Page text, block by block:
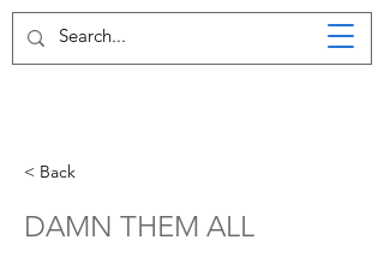
< Back
DAMN THEM ALL